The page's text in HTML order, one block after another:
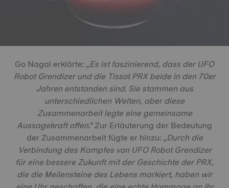
Go Nagai erklärte:„Es ist faszinierend, dass der UFO
Robot Grendizer und die Tissot PRX beide in den 70er
Jahren entstanden sind. Sie stammen aus
unterschiedlichen Welten, aber diese
Zusammenarbeit legte eine gemeinsame
Aussagekraft offen.“Zur Erläuterung der Bedeutung
der Zusammenarbeit fügte er hinzu:„Durch die
Verbindung des Kampfes von UFO Robot Grendizer
für eine bessere Zukunft mit der Geschichte der PRX,
die die Meilensteine des Lebens markiert, haben wir